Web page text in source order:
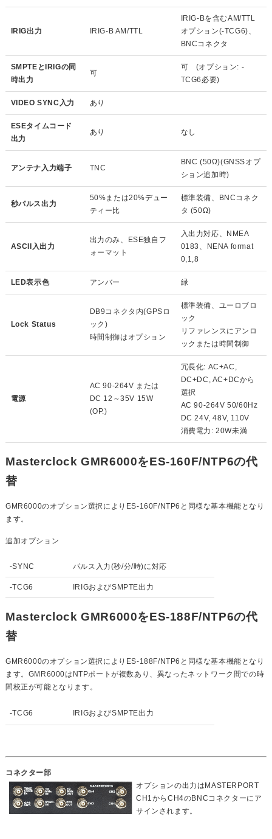
IRIG出力 IRIG-B AM/TTL
IRIG-Bを含むAM/TTL
オプション(-TCG6)、
BNCコネクタ
SMPTEとIRIGの同
時出力
可
可 (オプション: -
TCG6必要)
VIDEO SYNC入力 あり
ESEタイムコード
出力
あり なし
アンテナ入力端子 TNC
BNC (50Ω)(GNSSオプ
ション追加時)
秒パルス出力
50%または20%デュー
ティー比
標準装備、BNCコネク
タ (50Ω)
ASCII入出力
出力のみ、ESE独自フ
ォーマット
入出力対応、NMEA
0183、NENA format
0,1,8
LED表示色 アンバー 緑
Lock Status
DB9コネクタ内(GPSロ
ック)
時間制御はオプション
標準装備、ユーロブロ
ック
リファレンスにアンロ
ックまたは時間制御
電源
AC 90-264V または
DC 12～35V 15W
(OP.)
冗長化: AC+AC,
DC+DC, AC+DCから
選択
AC 90-264V 50/60Hz
DC 24V, 48V, 110V
消費電力: 20W未満
Masterclock GMR6000をES-160F/NTP6の代
替
GMR6000のオプション選択によりES-160F/NTP6と同様な基本機能となり
ます。
追加オプション
-SYNC パルス入力(秒/分/時)に対応
-TCG6 IRIGおよびSMPTE出力
Masterclock GMR6000をES-188F/NTP6の代
替
GMR6000のオプション選択によりES-188F/NTP6と同様な基本機能となり
ます。GMR6000はNTPポートが複数あり、異なったネットワーク間での時
間校正が可能となります。
-TCG6 IRIGおよびSMPTE出力
コネクター部
オプションの出力はMASTERPORT
CH1からCH4のBNCコネクターにア
サインされます。